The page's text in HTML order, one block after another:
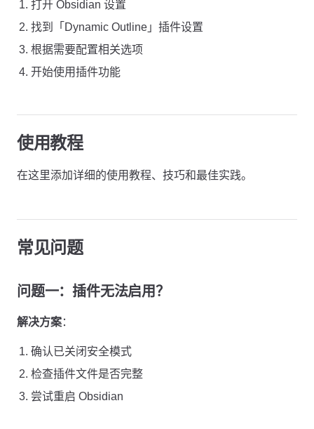
打开 Obsidian 设置
找到「Dynamic Outline」插件设置
根据需要配置相关选项
开始使用插件功能
使用教程
在这里添加详细的使用教程、技巧和最佳实践。
常见问题
问题一：插件无法启用？
解决方案：
确认已关闭安全模式
检查插件文件是否完整
尝试重启 Obsidian